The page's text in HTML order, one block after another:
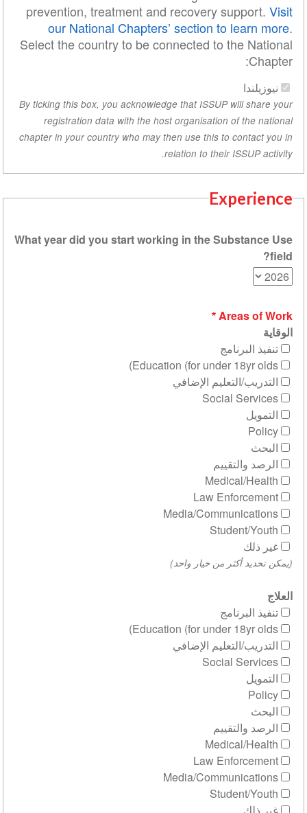
prevention, treatment and recovery support.Visit
our National Chapters’ section to learn more
Select the country to be connected to the National
Chapter:
نيوزيلندا
By ticking this box, you acknowledge that ISSUP will share your
registration data with the host organisation of the national
chapter in your country who may then use this to contact you in
relation to their ISSUP activity.
Experience
What year did you start working in the Substance Use
field?
Areas of Work
الوقاية
تنفيذ البرنامج
Education (for under 18yr olds)
التدريب/التعليم الإضافي
Social Services
التمويل
Policy
البحث
الرصد والتقييم
Medical/Health
Law Enforcement
Media/Communications
Student/Youth
غير ذلك
(يمكن تحديد أكثر من خيار واحد)
العلاج
تنفيذ البرنامج
Education (for under 18yr olds)
التدريب/التعليم الإضافي
Social Services
التمويل
Policy
البحث
الرصد والتقييم
Medical/Health
Law Enforcement
Media/Communications
Student/Youth
غير ذلك